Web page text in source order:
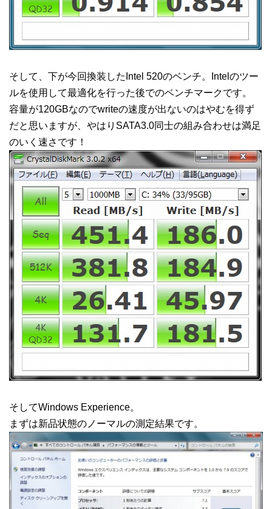
そして、下が今回換装したIntel 520のベンチ。Intelのツー
ルを使用して最適化を行った後でのベンチマークです。
容量が120GBなのでwriteの速度が出ないのはやむを得ず
だと思いますが、やはりSATA3.0同士の組み合わせは満足
のいく速さです！
そしてWindows Experience。
まずは新品状態のノーマルの測定結果です。